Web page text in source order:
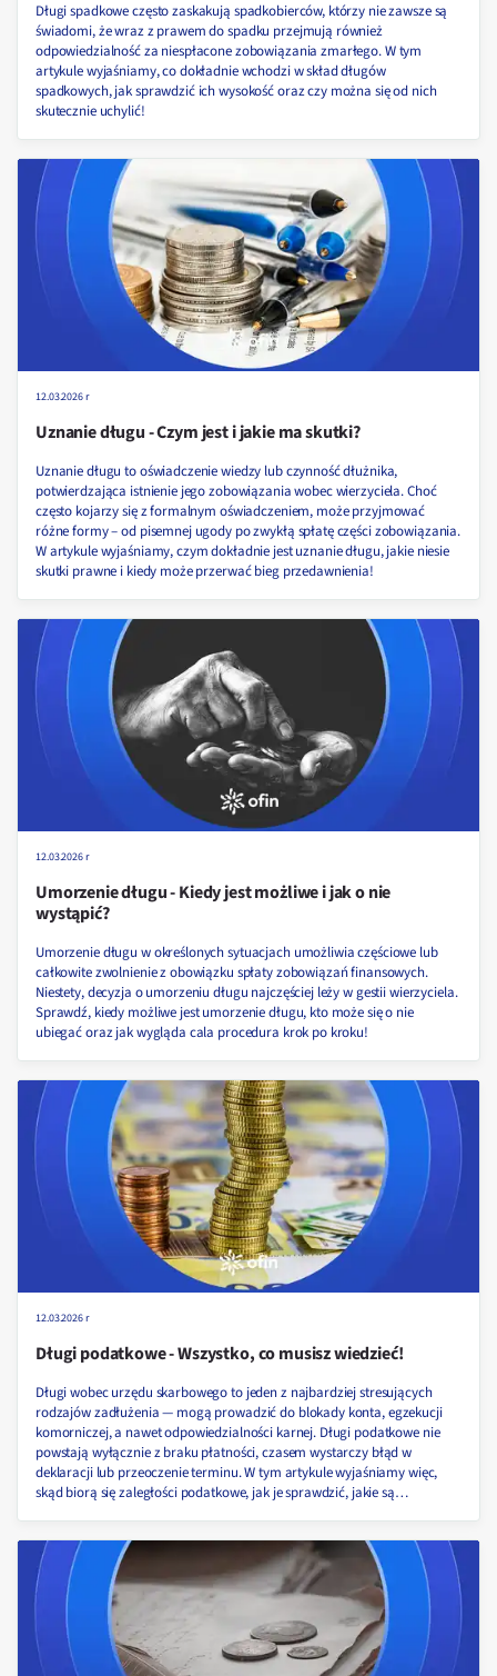
Długi spadkowe często zaskakują spadkobierców, którzy nie zawsze są
świadomi, że wraz z prawem do spadku przejmują również
odpowiedzialność za niespłacone zobowiązania zmarłego. W tym
artykule wyjaśniamy, co dokładnie wchodzi w skład długów
spadkowych, jak sprawdzić ich wysokość oraz czy można się od nich
skutecznie uchylić!
12.03.2026 r
Uznanie długu - Czym jest i jakie ma skutki?
Uznanie długu to oświadczenie wiedzy lub czynność dłużnika,
potwierdzająca istnienie jego zobowiązania wobec wierzyciela. Choć
często kojarzy się z formalnym oświadczeniem, może przyjmować
różne formy – od pisemnej ugody po zwykłą spłatę części zobowiązania.
W artykule wyjaśniamy, czym dokładnie jest uznanie długu, jakie niesie
skutki prawne i kiedy może przerwać bieg przedawnienia!
12.03.2026 r
Umorzenie długu - Kiedy jest możliwe i jak o nie
wystąpić?
Umorzenie długu w określonych sytuacjach umożliwia częściowe lub
całkowite zwolnienie z obowiązku spłaty zobowiązań finansowych.
Niestety, decyzja o umorzeniu długu najczęściej leży w gestii wierzyciela.
Sprawdź, kiedy możliwe jest umorzenie długu, kto może się o nie
ubiegać oraz jak wygląda cala procedura krok po kroku!
12.03.2026 r
Długi podatkowe - Wszystko, co musisz wiedzieć!
Długi wobec urzędu skarbowego to jeden z najbardziej stresujących
rodzajów zadłużenia — mogą prowadzić do blokady konta, egzekucji
komorniczej, a nawet odpowiedzialności karnej. Długi podatkowe nie
powstają wyłącznie z braku płatności, czasem wystarczy błąd w
deklaracji lub przeoczenie terminu. W tym artykule wyjaśniamy więc,
skąd biorą się zaległości podatkowe, jak je sprawdzić, jakie są